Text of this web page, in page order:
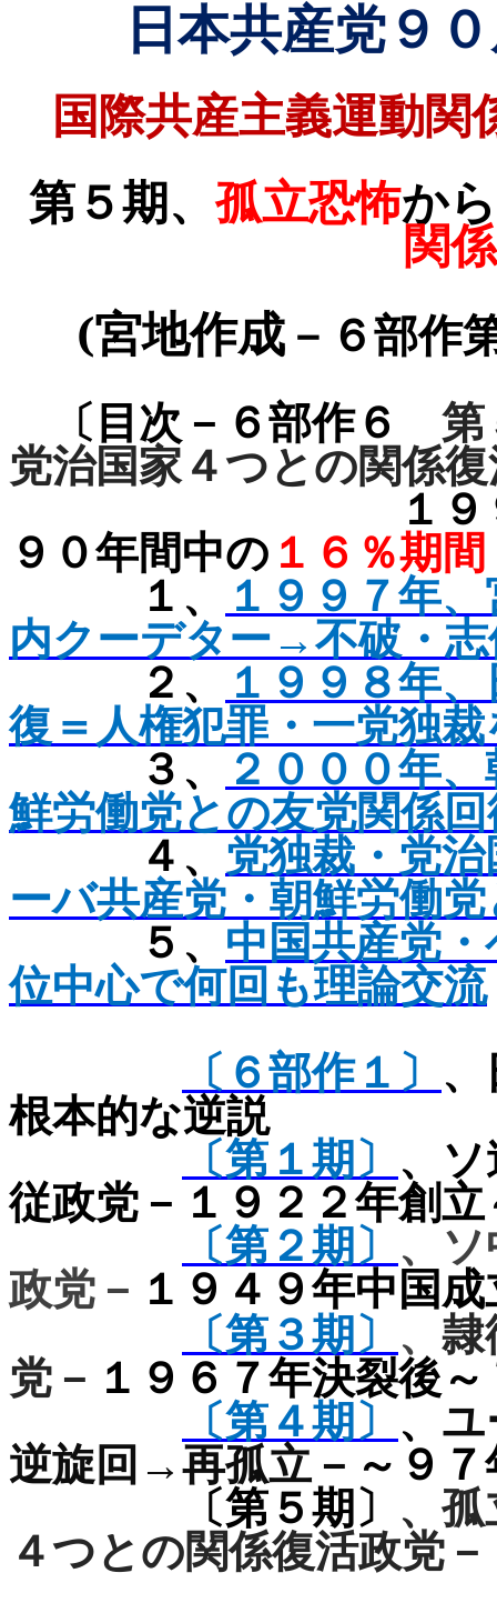
日本共産党９
国際共産主義運動関
第５期、孤立恐怖から
関
(宮地作成 －６部作
〔目次－６部作６ 第
党治国家４つとの関係
１９９８～
９０年間中の １６％期間
１、
１９９７年
内クーデター→不破・志
２、
１９９８年
復＝人権犯罪・一党独
３、
２０００年
鮮労働党との友党関係回
４、 党独裁・党
ーバ共産党・朝鮮労働
５、 中国共産党
位中心で何回も理論交流
〔６部作１〕
根本的な逆説
〔第１期〕 、
従政党－１９２２年創
〔第２期〕 、
政党－ １９４９年中国
〔第３期〕 、 隷
党－ １９６７年決裂後
〔第４期〕 、 ユ
逆旋回→再孤立－ ～９
〔第５期〕 、
４つとの関係復活政党－